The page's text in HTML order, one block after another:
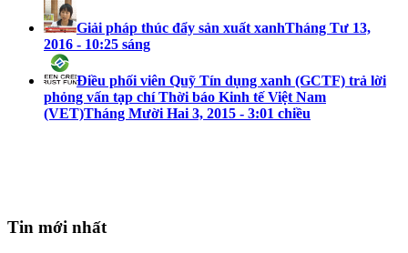
Giải pháp thúc đẩy sản xuất xanhTháng Tư 13,
2016 - 10:25 sáng
Điều phối viên Quỹ Tín dụng xanh (GCTF) trả lời
phỏng vấn tạp chí Thời báo Kinh tế Việt Nam
(VET)Tháng Mười Hai 3, 2015 - 3:01 chiều
Tin mới nhất